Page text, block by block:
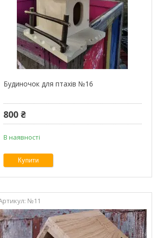
Будиночок для птахів №16
800 ₴
В наявності
Купити
№11